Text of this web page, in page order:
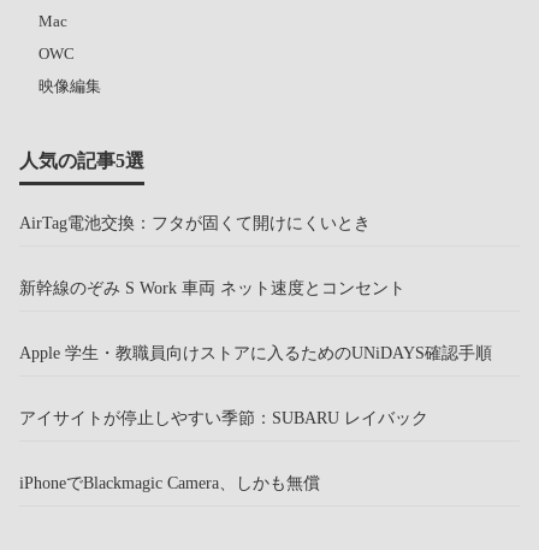
Mac
OWC
映像編集
人気の記事5選
AirTag電池交換：フタが固くて開けにくいとき
新幹線のぞみ S Work 車両 ネット速度とコンセント
Apple 学生・教職員向けストアに入るためのUNiDAYS確認手順
アイサイトが停止しやすい季節：SUBARU レイバック
iPhoneでBlackmagic Camera、しかも無償